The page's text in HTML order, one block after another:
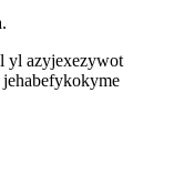
yl azyjexezywot